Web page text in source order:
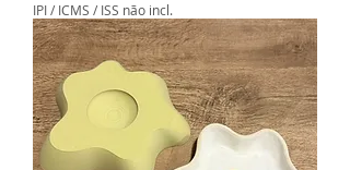
IPI / ICMS / ISS não incl.